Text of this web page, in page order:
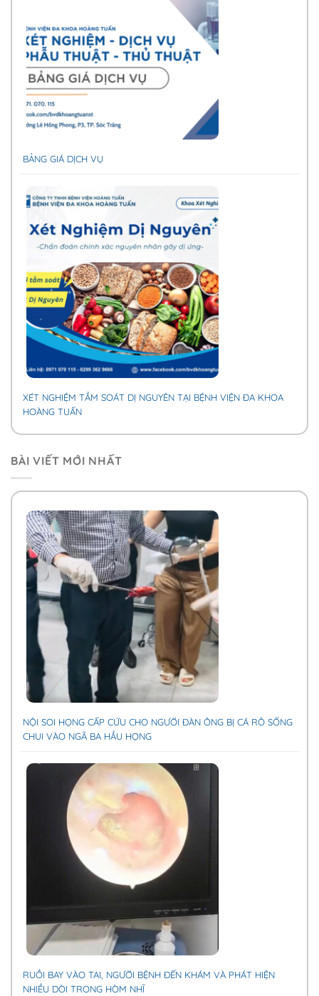
BẢNG GIÁ DỊCH VỤ
XÉT NGHIỆM TẦM SOÁT DỊ NGUYÊN TẠI BỆNH VIỆN ĐA KHOA
HOÀNG TUẤN
BÀI VIẾT MỚI NHẤT
NỘI SOI HỌNG CẤP CỨU CHO NGƯỜI ĐÀN ÔNG BỊ CÁ RÔ SỐNG
CHUI VÀO NGÃ BA HẦU HỌNG
RUỒI BAY VÀO TAI, NGƯỜI BỆNH ĐẾN KHÁM VÀ PHÁT HIỆN
NHIỀU DÒI TRONG HÒM NHĨ